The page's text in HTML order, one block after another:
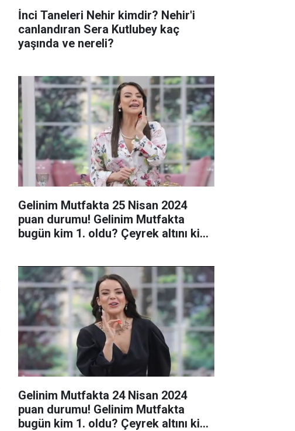
İnci Taneleri Nehir kimdir? Nehir'i
canlandıran Sera Kutlubey kaç
yaşında ve nereli?
Gelinim Mutfakta 25 Nisan 2024
puan durumu! Gelinim Mutfakta
bugün kim 1. oldu? Çeyrek altını kim
Gelinim Mutfakta 24 Nisan 2024
puan durumu! Gelinim Mutfakta
bugün kim 1. oldu? Çeyrek altını kim